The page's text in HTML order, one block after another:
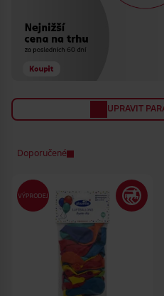
UPRAVIT
Doporučené